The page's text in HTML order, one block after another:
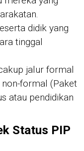
didik yang
tinggal
jalur formal
formal (Paket
atau pendidikan
Status PIP